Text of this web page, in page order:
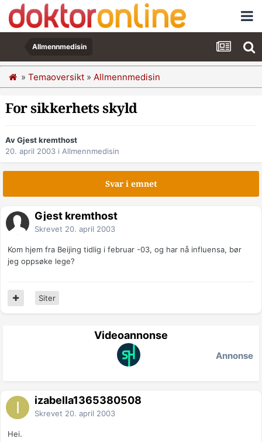
Allmennmedisin
» Temaoversikt » Allmennmedisin
For sikkerhets skyld
Av Gjest kremthost
20. april 2003 i Allmennmedisin
Svar i emnet
Gjest kremthost
Skrevet 20. april 2003
Kom hjem fra Beijing tidlig i februar -03, og har nå influensa, bør
jeg oppsøke lege?
Siter
Videoannonse
Annonse
izabella1365380508
Skrevet 20. april 2003
Hei.